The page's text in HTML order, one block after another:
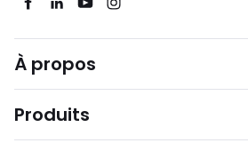
À propos
Produits